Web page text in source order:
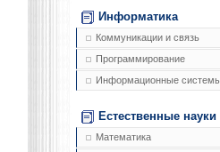
Информатика
Коммуникации и связь
Программирование
Информационные системы
Естественные науки
Математика